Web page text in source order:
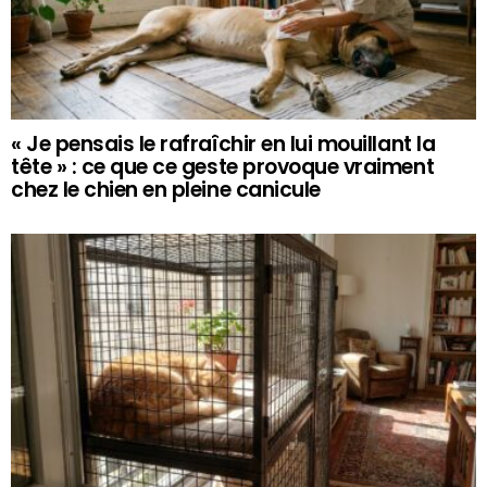
« Je pensais le rafraîchir en lui mouillant la
tête » : ce que ce geste provoque vraiment
chez le chien en pleine canicule